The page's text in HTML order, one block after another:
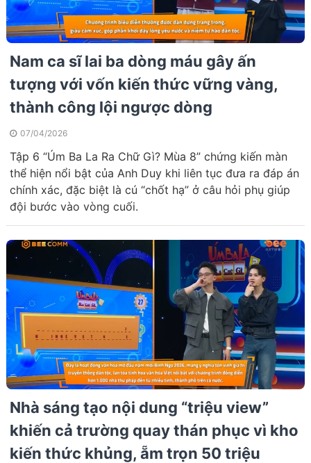
Nam ca sĩ lai ba dòng máu gây ấn
tượng với vốn kiến thức vững vàng,
thành công lội ngược dòng
07/04/2026
Tập 6 “Úm Ba La Ra Chữ Gì? Mùa 8” chứng kiến màn
thể hiện nổi bật của Anh Duy khi liên tục đưa ra đáp án
chính xác, đặc biệt là cú “chốt hạ” ở câu hỏi phụ giúp
đội bước vào vòng cuối.
Nhà sáng tạo nội dung “triệu view”
khiến cả trường quay thán phục vì kho
kiến thức khủng, ẵm trọn 50 triệu